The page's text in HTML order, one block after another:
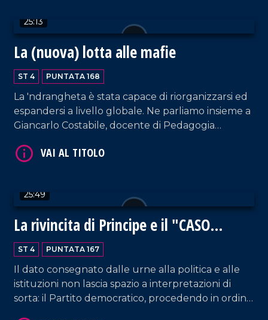
sulle prospettive future.
25:13
La (nuova) lotta alle mafie
ST 4 PUNTATA 168
La 'ndrangheta è stata capace di riorganizzarsi ed
espandersi a livello globale. Ne parliamo insieme a
Giancarlo Costabile, docente di Pedagogia
sull'avanzamento nella lotta alla criminalità
Falcone.
25:49
La rivincita di Principe e il "CASO
LAMEZIA"
ST 4 PUNTATA 167
Il dato consegnato dalle urne alla politica e alle
istituzioni non lascia spazio a interpretazioni di
sorta: il Partito democratico, procedendo in ordine
VAI AL TITOLO
VAI AL TITOLO